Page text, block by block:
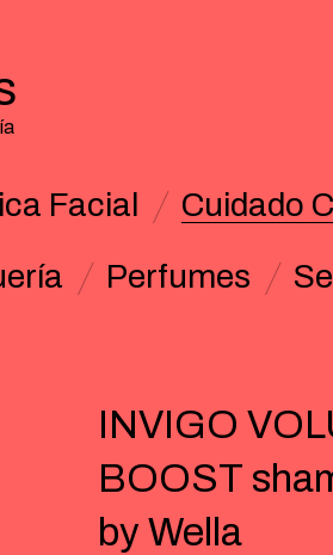
Facial Cuidado
Perfumes
INVIGO
BOOST
by Wella